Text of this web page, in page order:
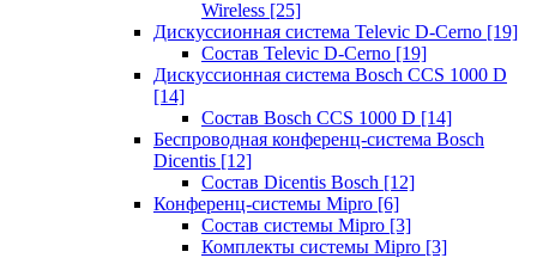
Wireless [25]
Дискуссионная система Televic D-Cerno [19]
Состав Televic D-Cerno [19]
Дискуссионная система Bosch CCS 1000 D
[14]
Состав Bosch CCS 1000 D [14]
Беспроводная конференц-система Bosch
Dicentis [12]
Состав Dicentis Bosch [12]
Конференц-системы Mipro [6]
Состав системы Mipro [3]
Комплекты системы Mipro [3]